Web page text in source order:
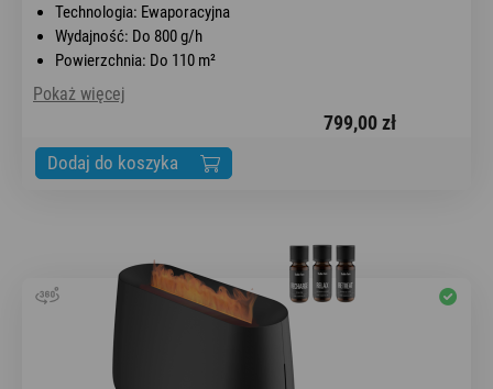
Technologia: Ewaporacyjna
Wydajność: Do 800 g/h
Powierzchnia: Do 110 m²
Pokaż więcej
799,00 zł
Dodaj do koszyka